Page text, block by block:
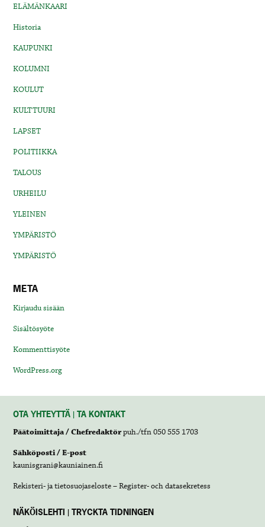
ELÄMÄNKAARI
Historia
KAUPUNKI
KOLUMNI
KOULUT
KULTTUURI
LAPSET
POLITIIKKA
TALOUS
URHEILU
YLEINEN
YMPÄRISTÖ
YMPÄRISTÖ
META
Kirjaudu sisään
Sisältösyöte
Kommenttisyöte
WordPress.org
OTA YHTEYTTÄ | TA KONTAKT
Päätoimittaja / Chefredaktörpuh./tfn 050 555 1703
Sähköposti / E-post
kaunisgrani@kauniainen.fi
Rekisteri- ja tietosuojaseloste – Register- och datasekretess
NÄKÖISLEHTI | TRYCKTA TIDNINGEN